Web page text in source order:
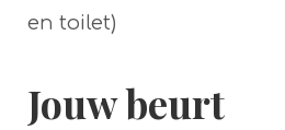
en toilet)
Jouw beurt